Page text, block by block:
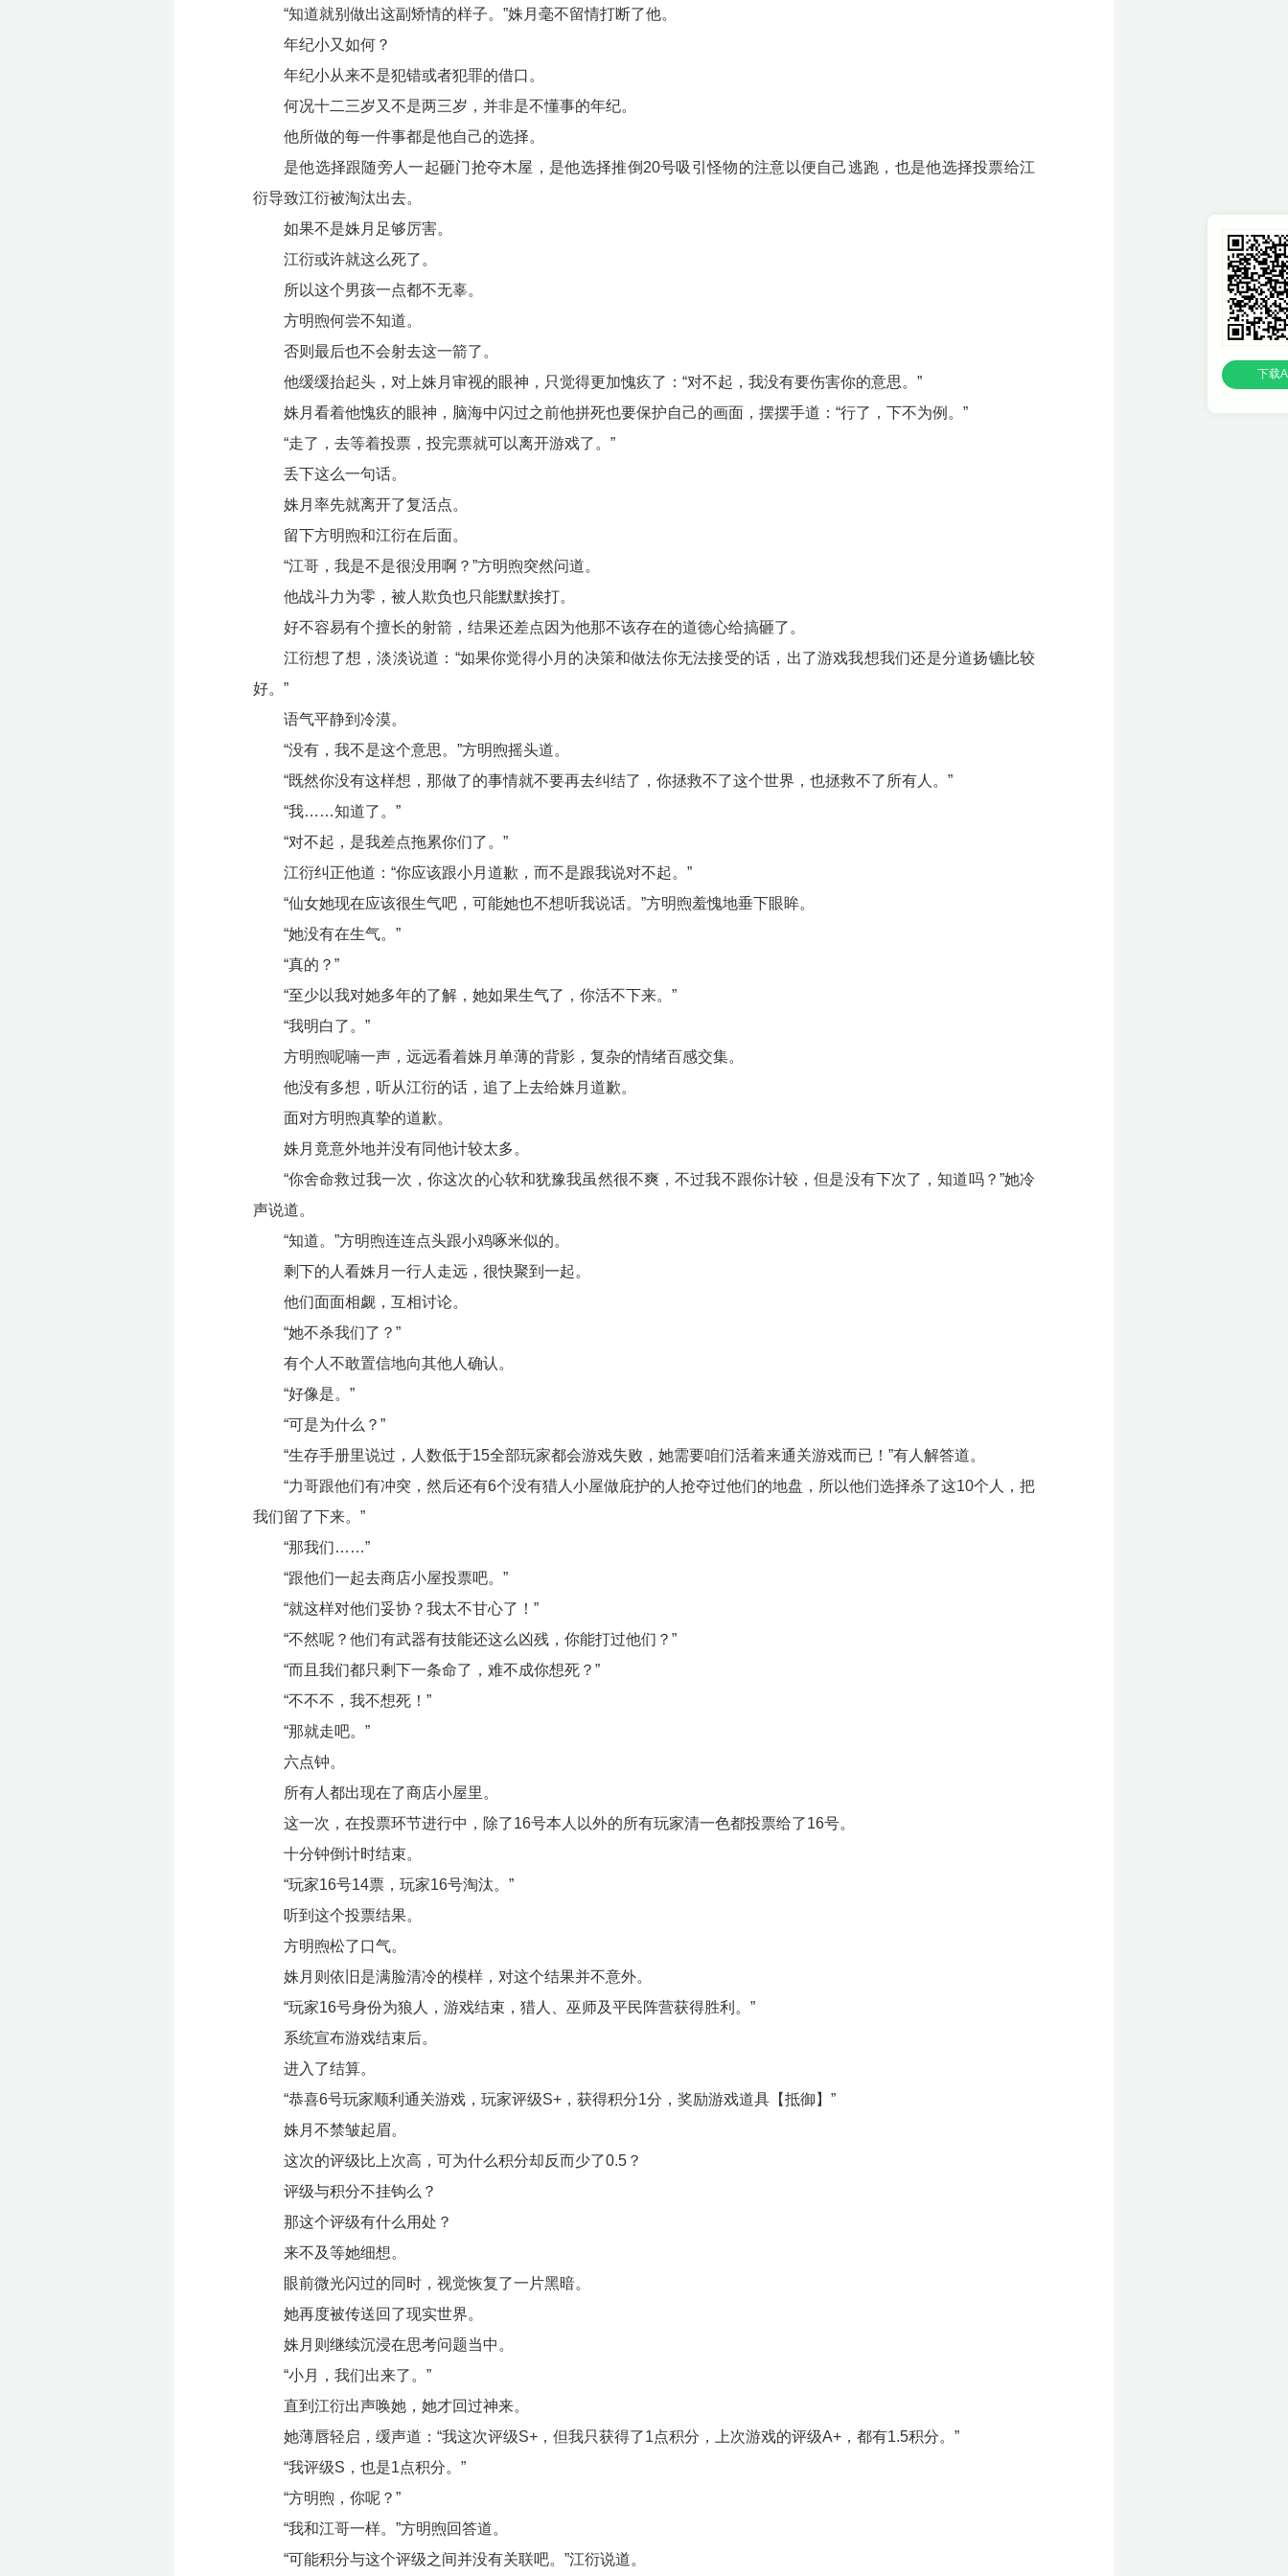
“知道就别做出这副矫情的样子。”姝月毫不留情打断了他。
年纪小又如何？
年纪小从来不是犯错或者犯罪的借口。
何况十二三岁又不是两三岁，并非是不懂事的年纪。
他所做的每一件事都是他自己的选择。
是他选择跟随旁人一起砸门抢夺木屋，是他选择推倒20号吸引怪物的注意以便自己逃跑，也是他选择投票给江
衍导致江衍被淘汰出去。
如果不是姝月足够厉害。
江衍或许就这么死了。
所以这个男孩一点都不无辜。
方明煦何尝不知道。
否则最后也不会射去这一箭了。
他缓缓抬起头，对上姝月审视的眼神，只觉得更加愧疚了：“对不起，我没有要伤害你的意思。”
姝月看着他愧疚的眼神，脑海中闪过之前他拼死也要保护自己的画面，摆摆手道：“行了，下不为例。”
“走了，去等着投票，投完票就可以离开游戏了。”
丢下这么一句话。
姝月率先就离开了复活点。
留下方明煦和江衍在后面。
“江哥，我是不是很没用啊？”方明煦突然问道。
他战斗力为零，被人欺负也只能默默挨打。
好不容易有个擅长的射箭，结果还差点因为他那不该存在的道德心给搞砸了。
江衍想了想，淡淡说道：“如果你觉得小月的决策和做法你无法接受的话，出了游戏我想我们还是分道扬镳比较
好。”
语气平静到冷漠。
“没有，我不是这个意思。”方明煦摇头道。
“既然你没有这样想，那做了的事情就不要再去纠结了，你拯救不了这个世界，也拯救不了所有人。”
“我……知道了。”
“对不起，是我差点拖累你们了。”
江衍纠正他道：“你应该跟小月道歉，而不是跟我说对不起。”
“仙女她现在应该很生气吧，可能她也不想听我说话。”方明煦羞愧地垂下眼眸。
“她没有在生气。”
“真的？”
“至少以我对她多年的了解，她如果生气了，你活不下来。”
“我明白了。”
方明煦呢喃一声，远远看着姝月单薄的背影，复杂的情绪百感交集。
他没有多想，听从江衍的话，追了上去给姝月道歉。
面对方明煦真挚的道歉。
姝月竟意外地并没有同他计较太多。
“你舍命救过我一次，你这次的心软和犹豫我虽然很不爽，不过我不跟你计较，但是没有下次了，知道吗？”她冷
声说道。
“知道。”方明煦连连点头跟小鸡啄米似的。
剩下的人看姝月一行人走远，很快聚到一起。
他们面面相觑，互相讨论。
“她不杀我们了？”
有个人不敢置信地向其他人确认。
“好像是。”
“可是为什么？”
“生存手册里说过，人数低于15全部玩家都会游戏失败，她需要咱们活着来通关游戏而已！”有人解答道。
“力哥跟他们有冲突，然后还有6个没有猎人小屋做庇护的人抢夺过他们的地盘，所以他们选择杀了这10个人，把
我们留了下来。”
“那我们……”
“跟他们一起去商店小屋投票吧。”
“就这样对他们妥协？我太不甘心了！”
“不然呢？他们有武器有技能还这么凶残，你能打过他们？”
“而且我们都只剩下一条命了，难不成你想死？”
“不不不，我不想死！”
“那就走吧。”
六点钟。
所有人都出现在了商店小屋里。
这一次，在投票环节进行中，除了16号本人以外的所有玩家清一色都投票给了16号。
十分钟倒计时结束。
“玩家16号14票，玩家16号淘汰。”
听到这个投票结果。
方明煦松了口气。
姝月则依旧是满脸清冷的模样，对这个结果并不意外。
“玩家16号身份为狼人，游戏结束，猎人、巫师及平民阵营获得胜利。”
系统宣布游戏结束后。
进入了结算。
“恭喜6号玩家顺利通关游戏，玩家评级S+，获得积分1分，奖励游戏道具【抵御】”
姝月不禁皱起眉。
这次的评级比上次高，可为什么积分却反而少了0.5？
评级与积分不挂钩么？
那这个评级有什么用处？
来不及等她细想。
眼前微光闪过的同时，视觉恢复了一片黑暗。
她再度被传送回了现实世界。
姝月则继续沉浸在思考问题当中。
“小月，我们出来了。”
直到江衍出声唤她，她才回过神来。
她薄唇轻启，缓声道：“我这次评级S+，但我只获得了1点积分，上次游戏的评级A+，都有1.5积分。”
“我评级S，也是1点积分。”
“方明煦，你呢？”
“我和江哥一样。”方明煦回答道。
“可能积分与这个评级之间并没有关联吧。”江衍说道。
下载